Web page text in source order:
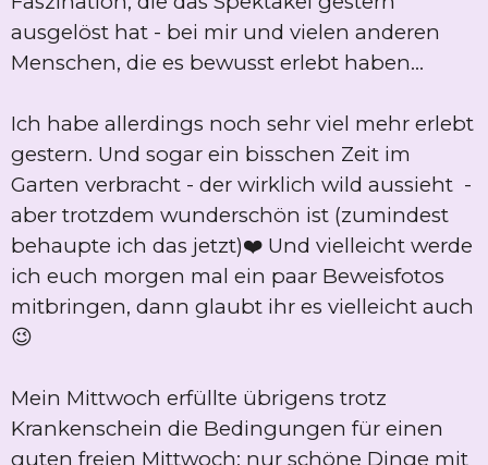
ausgelöst hat - bei mir und vielen anderen
Menschen, die es bewusst erlebt haben...
Ich habe allerdings noch sehr viel mehr erlebt
gestern. Und sogar ein bisschen Zeit im
Garten verbracht - der wirklich wild aussieht -
aber trotzdem wunderschön ist (zumindest
behaupte ich das jetzt)❤️ Und vielleicht werde
ich euch morgen mal ein paar Beweisfotos
mitbringen, dann glaubt ihr es vielleicht auch
😉
Mein Mittwoch erfüllte übrigens trotz
Krankenschein die Bedingungen für einen
guten freien Mittwoch: nur schöne Dinge mit